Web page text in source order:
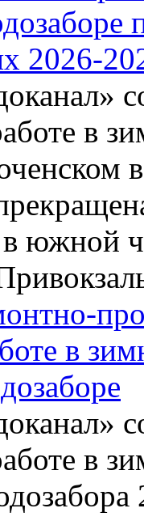
2026-
в
южной
в
в